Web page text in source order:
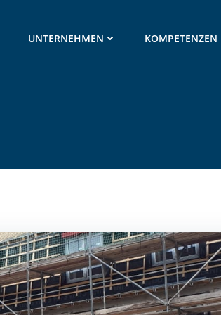
UNTERNEHMEN KOMPETENZEN